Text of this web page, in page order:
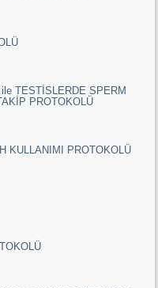
TESTİSLERDE SPERM
PROTOKOLÜ
KULLANIMI PROTOKOLÜ